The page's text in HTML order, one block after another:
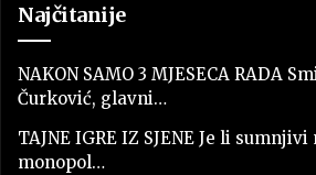
Najčitanije
NAKON SAMO 3 MJESECA RADA
Čurković, glavni…
TAJNE IGRE IZ SJENE Je li
monopol…